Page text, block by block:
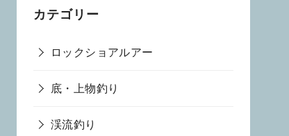
カテゴリー
ロックショアルアー
底・上物釣り
渓流釣り